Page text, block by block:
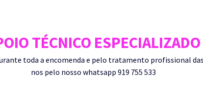
TÉCNICO ESPECIALIZADO
toda a encomenda e pelo tratamento profissional
nos pelo nosso whatsapp 919 755 533